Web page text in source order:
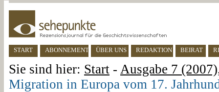
START ABONNEMENT ÜBER UNS REDAKTION BEIRAT
Sie sind hier: Start - Ausgabe 7
Migration in Europa vom 17.